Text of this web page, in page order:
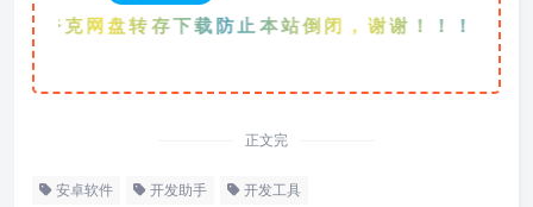
克网盘转存下载防止本站倒闭，谢谢！！！
正文完
安卓软件 开发助手 开发工具